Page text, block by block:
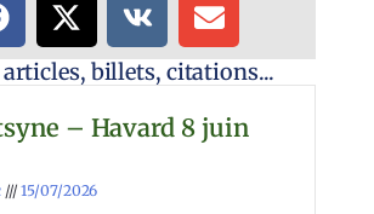
billets, citations...
– Havard 8 juin
15/07/2026